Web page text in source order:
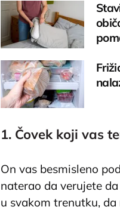
1. Čovek koji vas
On vas besmisleno
naterao da verujete
u svakom trenutku,